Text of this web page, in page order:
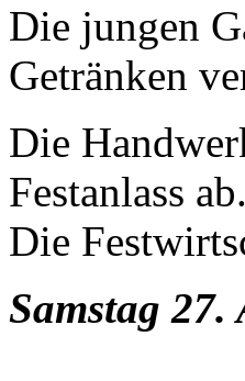
Die jungen
Getränken
Die
Festanlass ab.
Die
Samstag 27.